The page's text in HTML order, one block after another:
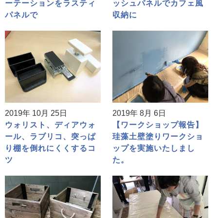
ーテーションをラスティ
パネルで
ッシュパネルでカフェ風
収納に
2019年 10月 25日
ウォリスト、ディアウォ
ール、ラブリコ、突っぱ
り棚を倒れにくくするコ
ツ
2019年 8月 6日
【ワークショップ報告】
珪藻土壁塗りワークショ
ップを実施いたしまし
た。